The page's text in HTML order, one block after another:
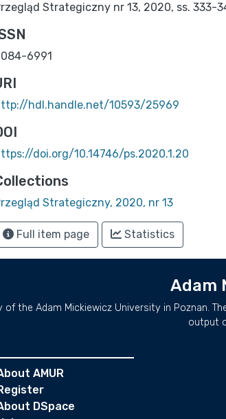
Strategiczny nr 13, 2020, ss. 333-
6991
hdl.handle.net/10593/25969
doi.org/10.14746/ps.2020.1.20
Strategiczny, 2020, nr 13
Full item page Statistics
Adam
of the Adam Mickiewicz University in Poznan.
output
AMUR
DSpace